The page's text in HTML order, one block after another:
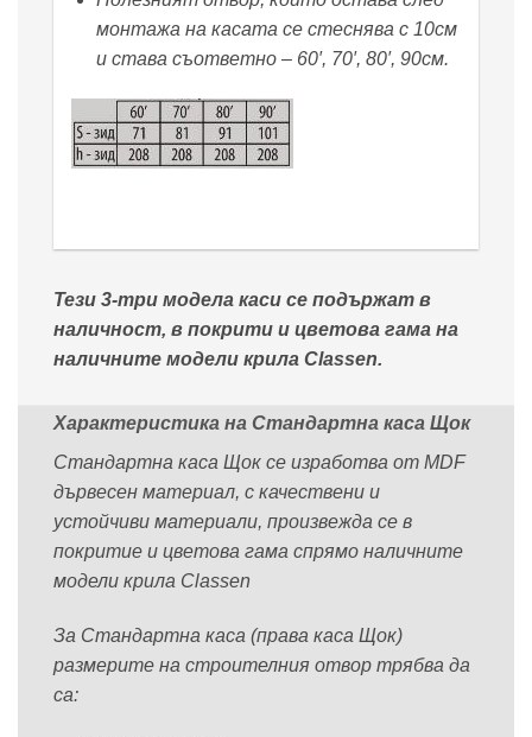
монтажа на касата се стеснява с 10см
и става съответно – 60′, 70′, 80′, 90см.
Тези 3-три модела каси се подържат в
наличност, в покрити и цветова гама на
наличните модели крила Classen.
Характеристика на Стандартна каса Щок
Стандартна каса Щок се изработва от MDF
дървесен материал, с качествени и
устойчиви материали, произвежда се в
покритие и цветова гама спрямо наличните
модели крила Classen
За Стандартна каса (права каса Щок)
размерите на строителния отвор трябва да
са: